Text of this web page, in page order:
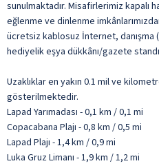
sunulmaktadır. Misafirlerimiz kapalı
eğlenme ve dinlenme
ücretsiz kablosuz İnternet,
hediyelik eşya dükkânı/gazete
Uzaklıklar en yakın 0.1 mil ve
gösterilmektedir.
Lapad Yarımadası - 0,1 km / 0,1 mi
Copacabana Plajı - 0,8 km / 0,5 mi
Lapad Plajı - 1,4 km / 0,9 mi
Luka Gruz Limanı - 1,9 km / 1,2 mi